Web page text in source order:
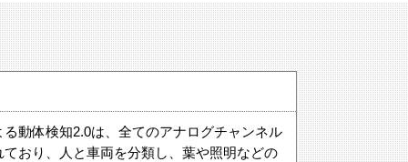
動体検知2.0は、全てのアナログチャンネル
おり、人と車両を分類し、葉や照明などの